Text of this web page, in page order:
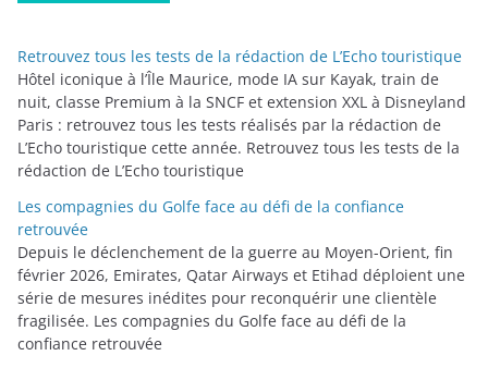
o
r
i
e
s
Retrouvez tous les tests de la rédaction de L’Echo touristique
Hôtel iconique à l’Île Maurice, mode IA sur Kayak, train de
nuit, classe Premium à la SNCF et extension XXL à Disneyland
Paris : retrouvez tous les tests réalisés par la rédaction de
L’Echo touristique cette année. Retrouvez tous les tests de la
rédaction de L’Echo touristique
Les compagnies du Golfe face au défi de la confiance
retrouvée
Depuis le déclenchement de la guerre au Moyen-Orient, fin
février 2026, Emirates, Qatar Airways et Etihad déploient une
série de mesures inédites pour reconquérir une clientèle
fragilisée. Les compagnies du Golfe face au défi de la
confiance retrouvée